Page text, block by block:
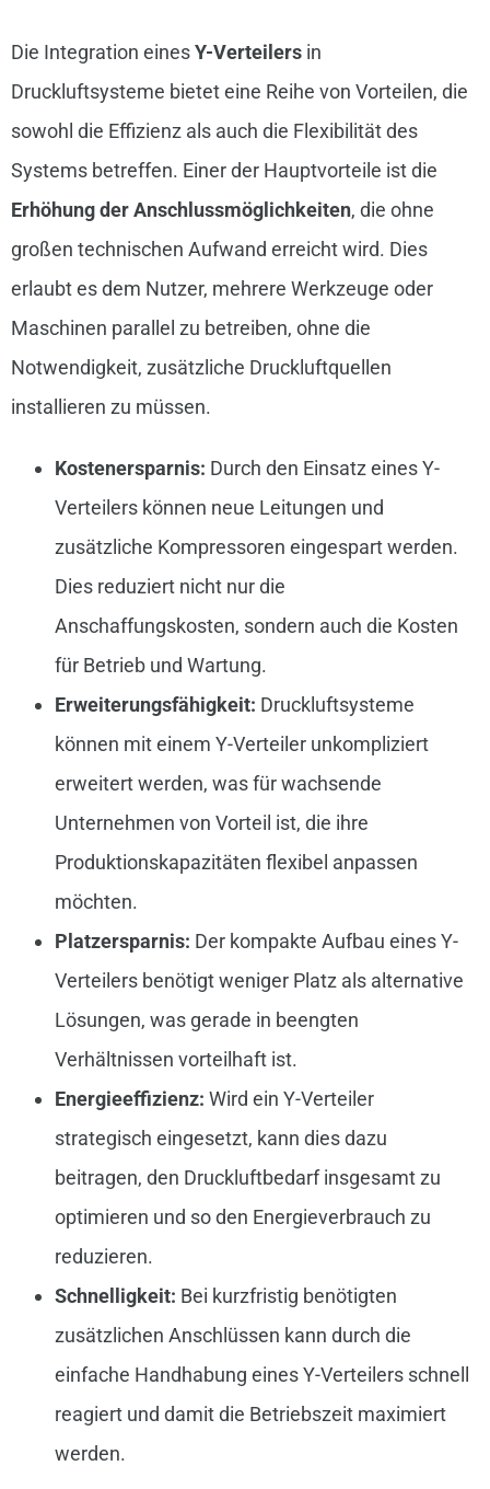
Die Integration einesY-Verteilersin
Druckluftsysteme bietet eine Reihe von Vorteilen, die
sowohl die Effizienz als auch die Flexibilität des
Systems betreffen. Einer der Hauptvorteile ist die
Erhöhung der Anschlussmöglichkeiten, die ohne
großen technischen Aufwand erreicht wird. Dies
erlaubt es dem Nutzer, mehrere Werkzeuge oder
Maschinen parallel zu betreiben, ohne die
Notwendigkeit, zusätzliche Druckluftquellen
installieren zu müssen.
Kostenersparnis: Durch den Einsatz eines Y-
Verteilers können neue Leitungen und
zusätzliche Kompressoren eingespart werden.
Dies reduziert nicht nur die
Anschaffungskosten, sondern auch die Kosten
für Betrieb und Wartung.
Erweiterungsfähigkeit: Druckluftsysteme
können mit einem Y-Verteiler unkompliziert
erweitert werden, was für wachsende
Unternehmen von Vorteil ist, die ihre
Produktionskapazitäten flexibel anpassen
möchten.
Platzersparnis: Der kompakte Aufbau eines Y-
Verteilers benötigt weniger Platz als alternative
Lösungen, was gerade in beengten
Verhältnissen vorteilhaft ist.
Energieeffizienz: Wird ein Y-Verteiler
strategisch eingesetzt, kann dies dazu
beitragen, den Druckluftbedarf insgesamt zu
optimieren und so den Energieverbrauch zu
reduzieren.
Schnelligkeit: Bei kurzfristig benötigten
zusätzlichen Anschlüssen kann durch die
einfache Handhabung eines Y-Verteilers schnell
reagiert und damit die Betriebszeit maximiert
werden.